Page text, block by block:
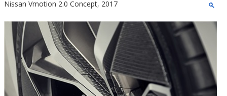
Nissan Vmotion 2.0 Concept, 2017